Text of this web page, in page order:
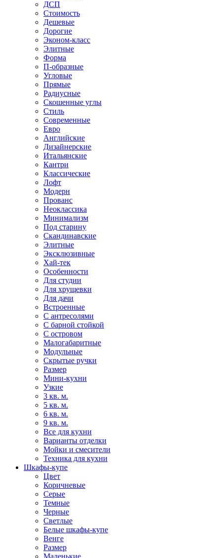
ДСП
Стоимость
Дешевые
Дорогие
Эконом-класс
Элитные
Форма
П-образные
Угловые
Прямые
Радиусные
Скошенные углы
Стиль
Современные
Евро
Английские
Дизайнерские
Итальянские
Кантри
Классические
Лофт
Модерн
Прованс
Неоклассика
Минимализм
Под старину
Скандинавские
Элитные
Эксклюзивные
Хай-тек
Особенности
Для студии
Для хрущевки
Для дачи
Встроенные
С антресолями
С барной стойкой
С островом
Малогабаритные
Модульные
Скрытые ручки
Размер
Мини-кухни
Узкие
3 кв. м.
5 кв. м.
6 кв. м.
9 кв. м.
Все для кухни
Варианты отделки
Мойки и смесители
Техника для кухни
Шкафы-купе
Цвет
Коричневые
Серые
Темные
Черные
Светлые
Белые шкафы-купе
Венге
Размер
Маленькие